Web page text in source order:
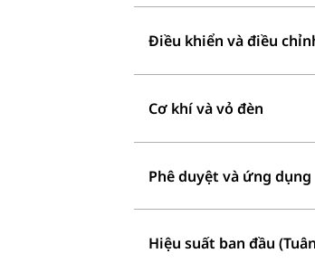
Điều khiển và điều
Cơ khí và vỏ đèn
Phê duyệt và ứng dụng
Hiệu suất ban đầu